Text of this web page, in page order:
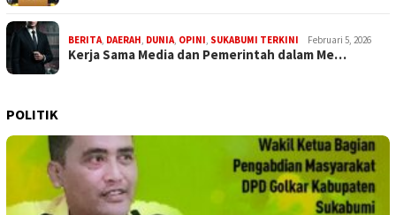
BERITA, DAERAH, DUNIA, OPINI, SUKABUMI TERKINI Februari 5, 2026
Kerja Sama Media dan Pemerintah dalam Me…
POLITIK